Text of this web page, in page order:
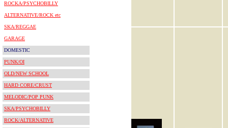
ROCKA/PSYCHOBILLY
ALTERNATIVE/ROCK etc
SKA/REGGAE
GARAGE
DOMESTIC
PUNK/OI
OLD/NEW SCHOOL
HARD CORE/CRUST
MELODIC/POP PUNK
SKA/PSYCHOBILLY
ROCK/ALTERNATIVE